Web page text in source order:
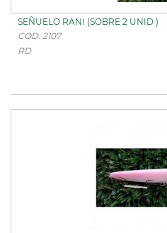
SEÑUELO RANI (SOBRE 2 UNID )
COD: 2107
RD